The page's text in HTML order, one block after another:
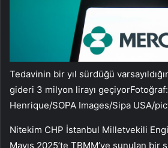
Tedavinin bir yıl sürdüğü
gideri 3 milyon lirayı
Henrique/SOPA Images/Sipa USA/
Nitekim CHP İstanbul Milletvekili
Mayıs 2025’te TBMM’ye sunulan bir